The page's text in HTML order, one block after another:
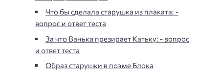
Что бы сделала старушка из плаката: -
вопрос и ответ теста
За что Ванька презирает Катьку: - вопрос
и ответ теста
Образ старушки в поэме Блока